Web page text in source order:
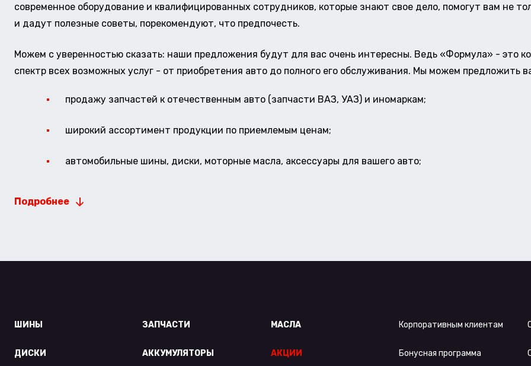
современное оборудование и квалифицированных сотрудников, которые знают свое дело, помогут вам не
и дадут полезные советы, порекомендуют, что предпочесть.
Можем с уверенностью сказать: наши предложения будут для вас очень интересны. Ведь «Формула» - это
спектр всех возможных услуг - от приобретения авто до полного его обслуживания. Мы можем предложить
продажу запчастей к отечественным авто (запчасти ВАЗ, УАЗ) и иномаркам;
широкий ассортимент продукции по приемлемым ценам;
автомобильные шины, диски, моторные масла, аксессуары для вашего авто;
Подробнее
ШИНЫ
ДИСКИ
ЗАПЧАСТИ
АККУМУЛЯТОРЫ
МАСЛА
АКЦИИ
Корпоративным клиентам
Бонусная программа